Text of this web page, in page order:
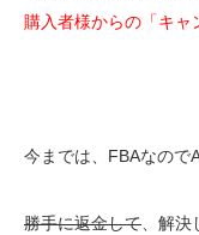
購入者様からの「キャ
今までは、FBAなので
勝手に返金して 、解